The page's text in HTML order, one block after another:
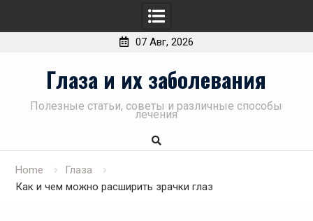
07 Авг, 2026
Глаза и их заболевания
Полезные статьи, советы и различные способы
лечения
Home
Глаза
Как и чем можно расширить зрачки глаз